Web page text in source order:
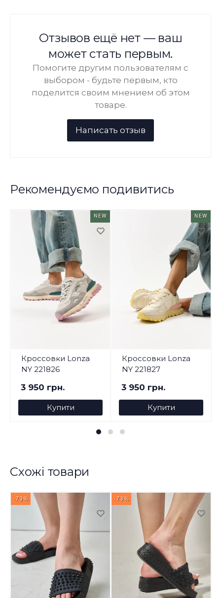
Отзывов ещё нет — ваш
может стать первым.
Помогите другим пользователям с
выбором - будьте первым, кто
поделится своим мнением об этом
товаре.
Рекомендуємо подивитись
NEW
Кроссовки Lonza
NY 221826
3 950 грн.
Купити
NEW
Кроссовки Lonza
NY 221827
3 950 грн.
Купити
Схожі товари
-73% -73%